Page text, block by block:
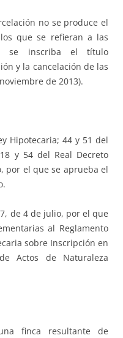
no se produce el
que se refieran a las
se inscriba el título
y la cancelación de las
de 2013).
Hipotecaria; 44 y 51 del
y 54 del Real Decreto
por el que se aprueba el
de 4 de julio, por el que
al Reglamento
sobre Inscripción en
Actos de Naturaleza
finca resultante de